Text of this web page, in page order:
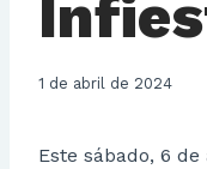
1 de abril de 2024
Este sábado, 6